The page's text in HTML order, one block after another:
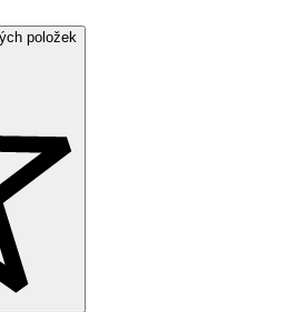
položek